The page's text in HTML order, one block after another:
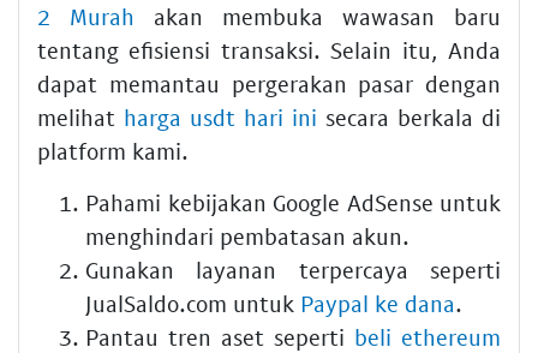
2 Murah akan membuka wawasan baru
tentang efisiensi transaksi. Selain itu, Anda
dapat memantau pergerakan pasar dengan
melihat harga usdt hari ini secara berkala di
platform kami.
Pahami kebijakan Google AdSense untuk
menghindari pembatasan akun.
Gunakan layanan terpercaya seperti
JualSaldo.com untuk Paypal ke dana.
Pantau tren aset seperti beli ethereum